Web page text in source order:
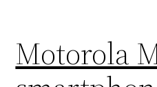
Motorola